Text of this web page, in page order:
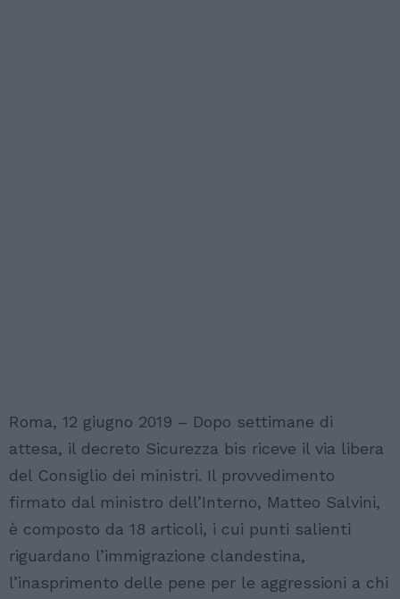
Roma, 12 giugno 2019 – Dopo settimane di
attesa, il decreto Sicurezza bis riceve il via libera
del Consiglio dei ministri. Il provvedimento
firmato dal ministro dell’Interno, Matteo Salvini,
è composto da 18 articoli, i cui punti salienti
riguardano l’immigrazione clandestina,
l’inasprimento delle pene per le aggressioni a chi